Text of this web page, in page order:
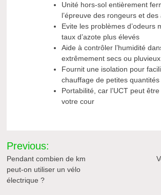
Unité hors-sol entièrement
l’épreuve des rongeurs et des
Evite les problèmes d’odeurs
taux d’azote plus élevés
Aide à contrôler l’humidité
extrêmement secs ou pluvieux
Fournit une isolation pour
chauffage de petites quantités
Portabilité, car l’UCT peut
votre cour
Navigation
de
l’article
Previous:
Pendant combien de km
peut-on utiliser un vélo
électrique ?